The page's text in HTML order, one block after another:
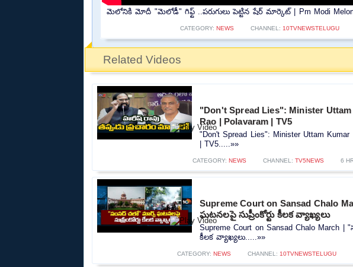
మెలోనికి మోదీ "మెలోడీ" గిఫ్ట్ ..పరుగులు పెట్టిన షేర్ మార్కెట్ | Pm Modi Meloni
CATEGORY: NEWS CHANNEL: 10TVNEWSTELUGU
Related Videos
"Don't Spread Lies": Minister
Rao | Polavaram | TV5
"Don't Spread Lies": Minister Uttam
| TV5.....»»
CATEGORY: NEWS CHANNEL: TV5NEWS 6
Supreme Court on Sansad Chalo
ఘటనలపై సుప్రీంకోర్టు కీలక వ్యాఖ్యలు
Supreme Court on Sansad Chalo
కీలక వ్యాఖ్యలు.....»»
CATEGORY: NEWS CHANNEL: 10TVNEWSTELUGU